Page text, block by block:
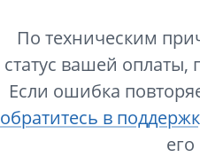
По техническим
статус вашей оплаты,
Если ошибка
обратитесь в
его